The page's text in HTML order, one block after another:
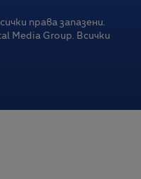
права запазени.
Media Group. Всички